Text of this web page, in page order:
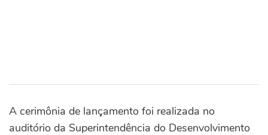
A cerimônia de lançamento foi realizada no
auditório da Superintendência do Desenvolvimento